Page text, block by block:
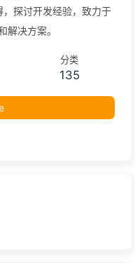
探讨开发经验，致力于
解决方案。
分类
135